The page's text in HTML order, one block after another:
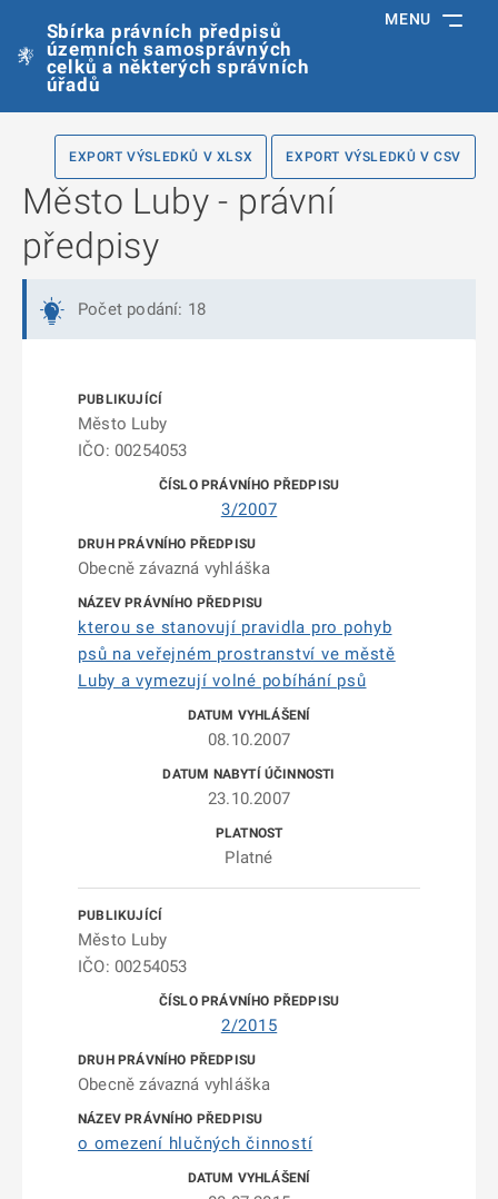
Sbírka právních předpisů
územních samosprávných
celků a některých správních
úřadů
MENU
EXPORT VÝSLEDKŮ V XLSX EXPORT VÝSLEDKŮ V CSV
Město Luby - právní
předpisy
Počet podání: 18
Město Luby
IČO: 00254053
3/2007
Obecně závazná vyhláška
kterou se stanovují pravidla pro pohyb
psů na veřejném prostranství ve městě
Luby a vymezují volné pobíhání psů
08.10.2007
23.10.2007
Platné
Město Luby
IČO: 00254053
2/2015
Obecně závazná vyhláška
o omezení hlučných činností